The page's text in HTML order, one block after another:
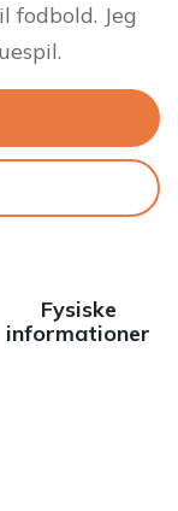
fodbold. Jeg
Fysiske
informationer